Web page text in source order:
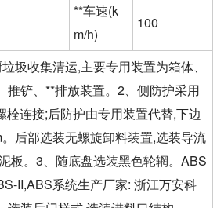
**车速(k
m/h)
100
圾收集清运,主要专用装置为箱体、
推铲、**排放装置。2、侧防护采用
栓连接;后防护由专用装置代替,下边
后部选装无螺旋卸料装置,选装导流
板。3、随底盘选装黑色轮辋。ABS
II,ABS系统生产厂家: 浙江万安科